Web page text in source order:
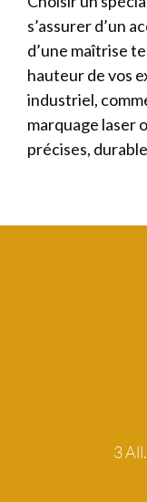
s’assurer d’un
d’une maîtrise
hauteur de vos
industriel,
marquage laser
précises,
3